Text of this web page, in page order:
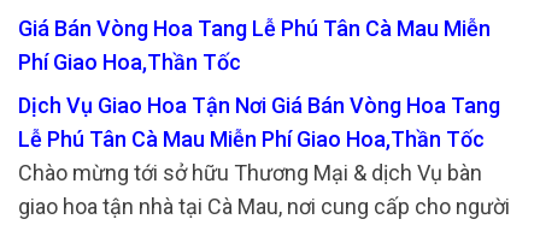
Giá Bán Vòng Hoa Tang Lễ Phú Tân Cà Mau Miễn
Phí Giao Hoa,Thần Tốc
Dịch Vụ Giao Hoa Tận Nơi Giá Bán Vòng Hoa Tang
Lễ Phú Tân Cà Mau Miễn Phí Giao Hoa,Thần Tốc
Chào mừng tới sở hữu Thương Mại & dịch Vụ bàn
giao hoa tận nhà tại Cà Mau, nơi cung cấp cho người